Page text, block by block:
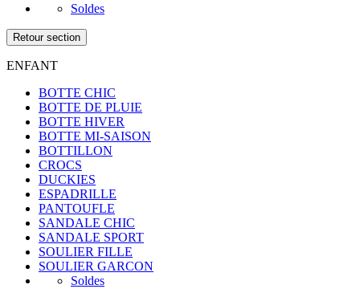
Soldes
Retour section
ENFANT
BOTTE CHIC
BOTTE DE PLUIE
BOTTE HIVER
BOTTE MI-SAISON
BOTTILLON
CROCS
DUCKIES
ESPADRILLE
PANTOUFLE
SANDALE CHIC
SANDALE SPORT
SOULIER FILLE
SOULIER GARCON
Soldes